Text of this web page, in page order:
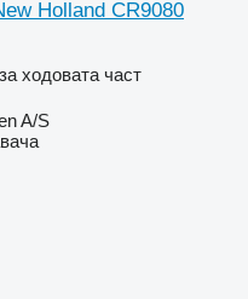
Holland CR9080
ходовата част
A/S